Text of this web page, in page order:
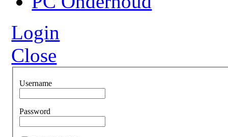
Login
Close
Username
Password